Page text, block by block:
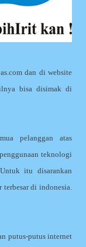
dan di website
bisa disimak di
pelanggan atas
teknologi
itu disarankan
di indonesia.
putus-putus internet